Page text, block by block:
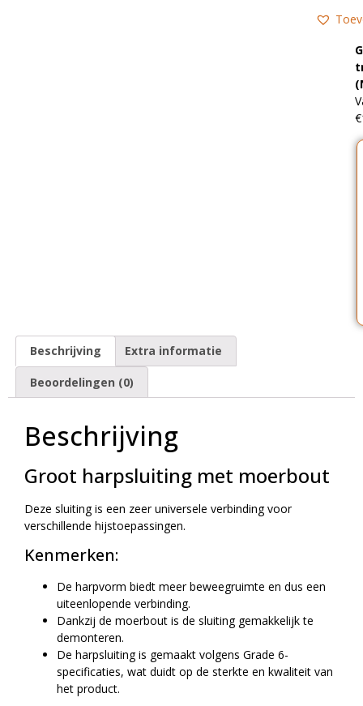
Beschrijving Extra informatie
Beoordelingen (0)
Beschrijving
Groot harpsluiting met moerbout
Deze sluiting is een zeer universele verbinding voor
verschillende hijstoepassingen.
Kenmerken:
De harpvorm biedt meer beweegruimte en dus een
uiteenlopende verbinding.
Dankzij de moerbout is de sluiting gemakkelijk te
demonteren.
De harpsluiting is gemaakt volgens Grade 6-
specificaties, wat duidt op de sterkte en kwaliteit van
het product.